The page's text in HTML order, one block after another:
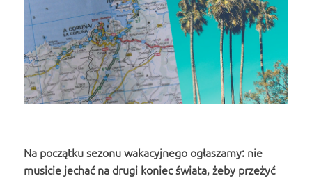
Na początku sezonu wakacyjnego ogłaszamy: nie
musicie jechać na drugi koniec świata, żeby przeżyć